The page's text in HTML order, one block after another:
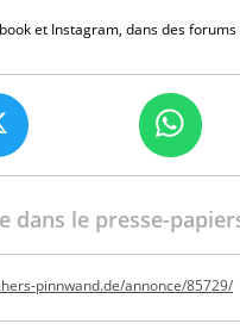
et Instagram, dans des
dans le presse-
pinnwand.de/annonce/85729/